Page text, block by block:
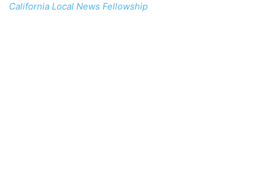
California Local News Fellowship